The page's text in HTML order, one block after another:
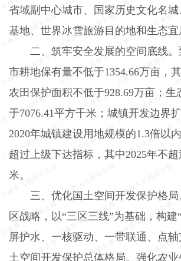
省域副中心城市、国家历史文化名
基地、世界冰雪旅游目的地和生态宜
二、筑牢安全发展的空间底线。
市耕地保有量不低于1354.66万亩，
农田保护面积不低于928.69万亩；生
于7076.41平方千米；城镇开发边界
2020年城镇建设用地规模的1.3倍以
超过上级下达指标，其中2025年不超
米。
三、优化国土空间开发保护格
区战略，以“三区三线”为基础，构
屏护水、一核驱动、一带联通、点轴
土空间开发保护总体格局。强化农